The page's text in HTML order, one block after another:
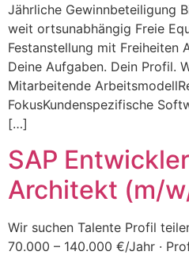
Jährliche Gewinnbeteiligung
weit ortsunabhängig Freie
Festanstellung mit Freiheiten
Deine Aufgaben. Dein Profil.
Mitarbeitende
FokusKundenspezifische
[…]
SAP
Architekt (m/
Wir suchen Talente Profil
70.000 – 140.000 €/Jahr ·